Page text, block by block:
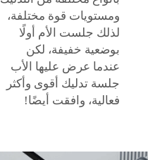
ومستويات قوة مختلفة،
لذلك جلست الأم أولًا
بوضعية خفيفة، لكن
عندما عرض عليها الأب
جلسة تدليك أقوى وأكثر
فعالية، وافقت أيضًا!